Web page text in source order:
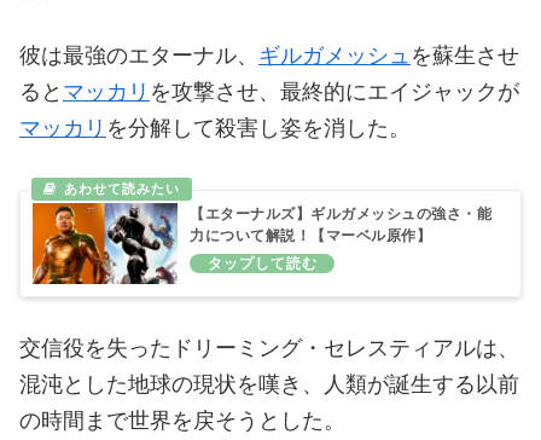
彼は最強のエターナル、 ギルガメッシュ を蘇生させ
ると マッカリ を攻撃させ、最終的にエイジャックが
マッカリ を分解して殺害し姿を消した。
【エターナルズ】ギルガメッシュの強さ・能
力について解説！【マーベル原作】
交信役を失ったドリーミング・セレスティアルは、
混沌とした地球の現状を嘆き、人類が誕生する以前
の時間まで世界を戻そうとした。